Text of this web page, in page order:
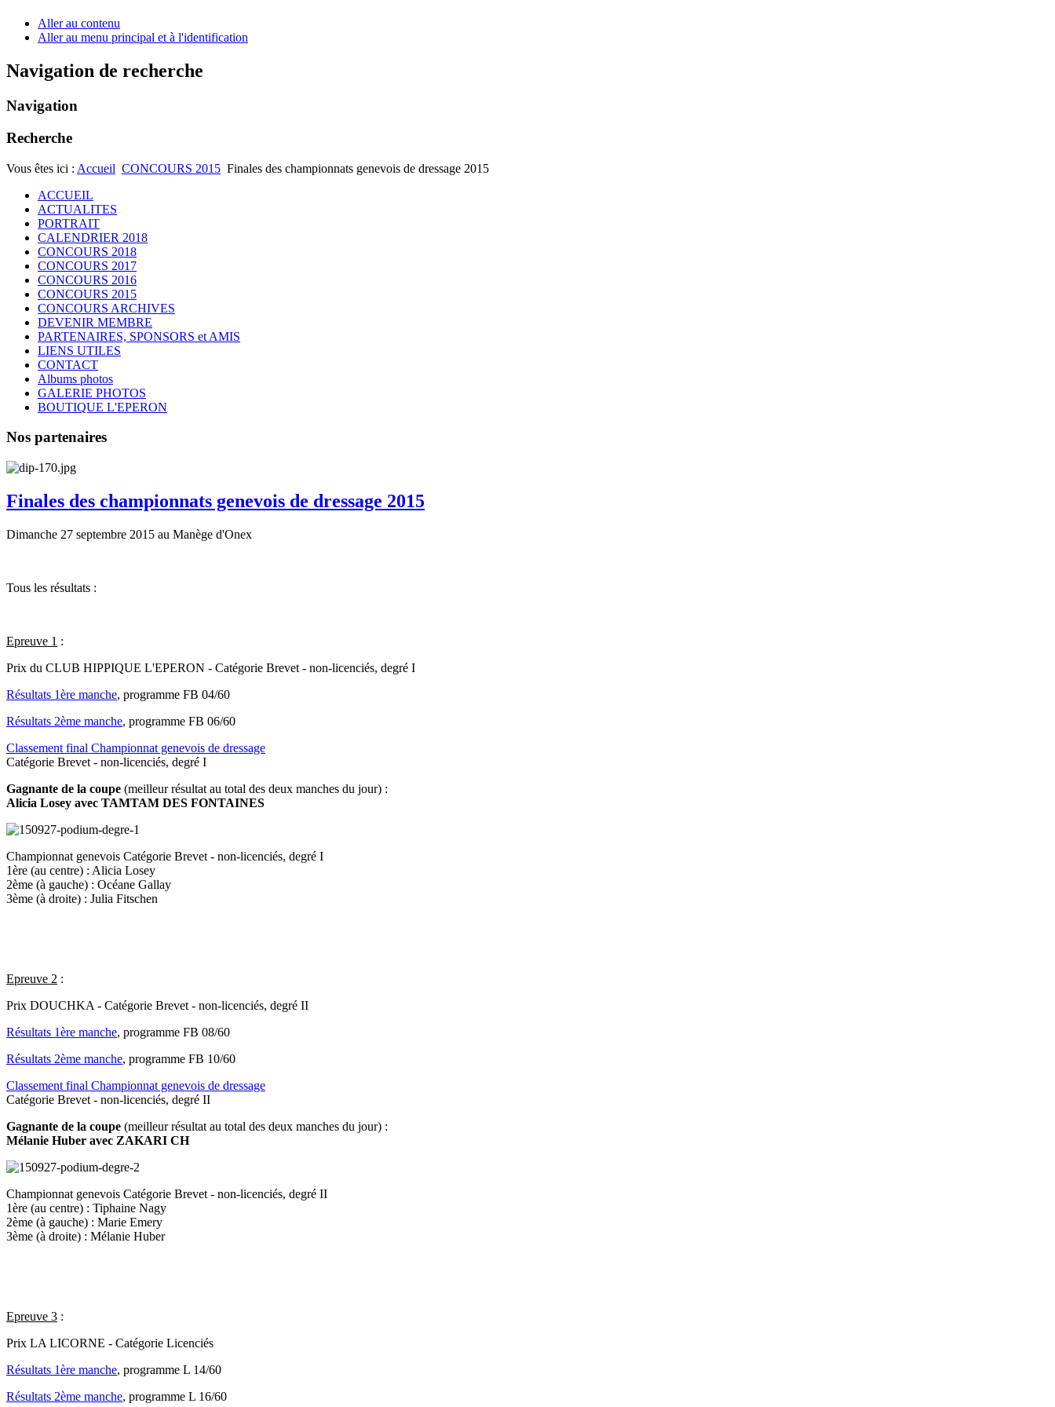
Aller au contenu
Aller au menu principal et à l'identification
Navigation de recherche
Navigation
Recherche
Vous êtes ici : Accueil CONCOURS 2015 Finales des championnats genevois de dressage 2015
ACCUEIL
ACTUALITES
PORTRAIT
CALENDRIER 2018
CONCOURS 2018
CONCOURS 2017
CONCOURS 2016
CONCOURS 2015
CONCOURS ARCHIVES
DEVENIR MEMBRE
PARTENAIRES, SPONSORS et AMIS
LIENS UTILES
CONTACT
Albums photos
GALERIE PHOTOS
BOUTIQUE L'EPERON
Nos partenaires
Finales des championnats genevois de dressage 2015
Dimanche 27 septembre 2015 au Manège d'Onex
Tous les résultats :
Epreuve 1 :
Prix du CLUB HIPPIQUE L'EPERON - Catégorie Brevet - non-licenciés, degré I
Résultats 1ère manche, programme FB 04/60
Résultats 2ème manche, programme FB 06/60
Classement final Championnat genevois de dressage
Catégorie Brevet - non-licenciés, degré I
Gagnante de la coupe (meilleur résultat au total des deux manches du jour) :
Alicia Losey avec TAMTAM DES FONTAINES
Championnat genevois Catégorie Brevet - non-licenciés, degré I
1ère (au centre) : Alicia Losey
2ème (à gauche) : Océane Gallay
3ème (à droite) : Julia Fitschen
Epreuve 2 :
Prix DOUCHKA - Catégorie Brevet - non-licenciés, degré II
Résultats 1ère manche, programme FB 08/60
Résultats 2ème manche, programme FB 10/60
Classement final Championnat genevois de dressage
Catégorie Brevet - non-licenciés, degré II
Gagnante de la coupe (meilleur résultat au total des deux manches du jour) :
Mélanie Huber avec ZAKARI CH
Championnat genevois Catégorie Brevet - non-licenciés, degré II
1ère (au centre) : Tiphaine Nagy
2ème (à gauche) : Marie Emery
3ème (à droite) : Mélanie Huber
Epreuve 3 :
Prix LA LICORNE - Catégorie Licenciés
Résultats 1ère manche, programme L 14/60
Résultats 2ème manche, programme L 16/60